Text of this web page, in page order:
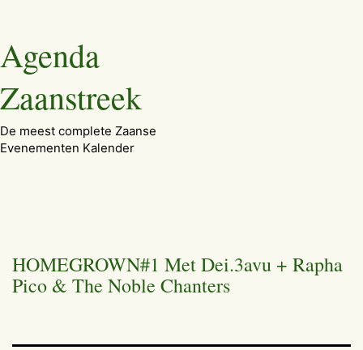
naar
de
inhoud
Agenda
Zaanstreek
De meest complete Zaanse
Evenementen Kalender
HOMEGROWN#1 Met Dei.3avu + Rapha
Pico & The Noble Chanters